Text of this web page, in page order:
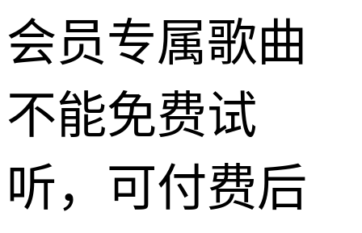
会员专属歌曲
不能免费试
听，可付费后